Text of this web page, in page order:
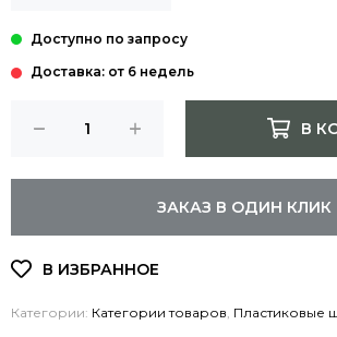
Доставка: от 6 недель
В
ЗАКАЗ В ОДИН КЛИК
Категории: Категории товаров Пластиковые